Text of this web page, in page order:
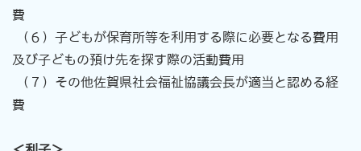
費
（６）子どもが保育所等を利用する際に必要となる費用
及び子どもの預け先を探す際の活動費用
（ ７）その他佐賀県社会福祉協議会長が適当と認める経
費